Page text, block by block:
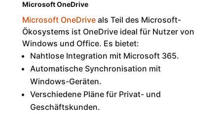
Microsoft OneDrive
Microsoft OneDriveals Teil des Microsoft-
Ökosystems ist OneDrive ideal für Nutzer von
Windows und Office. Es bietet:
Nahtlose Integration mit Microsoft 365.
Automatische Synchronisation mit
Windows-Geräten.
Verschiedene Pläne für Privat- und
Geschäftskunden.